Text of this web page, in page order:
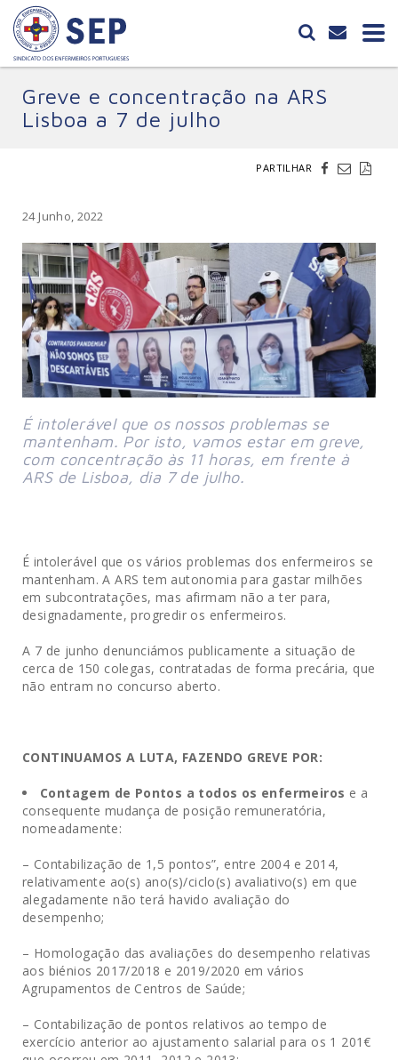
Greve e concentração na ARS
Lisboa a 7 de julho
PARTILHAR
24 Junho, 2022
É intolerável que os nossos problemas se
mantenham. Por isto, vamos estar em greve,
com concentração às 11 horas, em frente à
ARS de Lisboa, dia 7 de julho.
É intolerável que os vários problemas dos enfermeiros se
mantenham. A ARS tem autonomia para gastar milhões
em subcontratações, mas afirmam não a ter para,
designadamente, progredir os enfermeiros.
A 7 de junho denunciámos publicamente a situação de
cerca de 150 colegas, contratadas de forma precária, que
não entram no concurso aberto.
CONTINUAMOS A LUTA, FAZENDO GREVE POR:
Contagem de Pontos a todos os enfermeiros e a
consequente mudança de posição remuneratória,
nomeadamente:
– Contabilização de 1,5 pontos”, entre 2004 e 2014,
relativamente ao(s) ano(s)/ciclo(s) avaliativo(s) em que
alegadamente não terá havido avaliação do
desempenho;
– Homologação das avaliações do desempenho relativas
aos biénios 2017/2018 e 2019/2020 em vários
Agrupamentos de Centros de Saúde;
– Contabilização de pontos relativos ao tempo de
exercício anterior ao ajustamento salarial para os 1 201€